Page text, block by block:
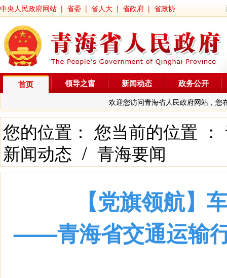
中央人民政府网站 | 省委 | 省人大 | 省政府 | 省政协
首页
欢迎您访问青海省人民政府网站，您
领导之窗 新闻动态 政务公开
您的位置： 您当前的位置 ：
新闻动态 / 青海要闻
【党旗领航】
——青海省交通运输